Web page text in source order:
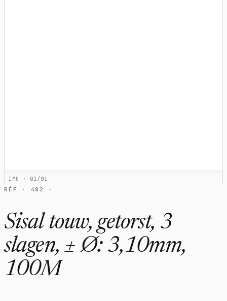
IMG · 01/01
RÉF · 482 ·
Sisal touw, getorst, 3
slagen, ± Ø: 3,10mm,
100M